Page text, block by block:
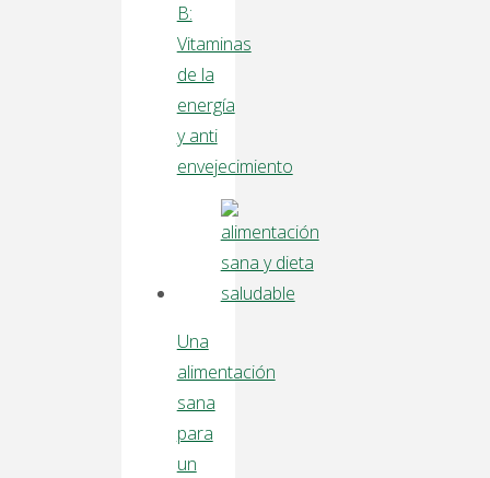
B:
Vitaminas
de la
energía
y anti
envejecimiento
Una
alimentación
sana
para
un